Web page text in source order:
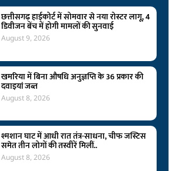
छत्तीसगढ़ हाईकोर्ट में सोमवार से नया रोस्टर लागू, 4
डिवीजन बेंच में होगी मामलों की सुनवाई
August 9, 2026
खमरिया में बिना औषधि अनुज्ञप्ति के 36 प्रकार की
दवाइयां जब्त
August 8, 2026
श्मशान घाट में आधी रात तंत्र-साधना, चीफ जस्टिस
समेत तीन लोगों की तस्वीरें मिलीं..
August 8, 2026